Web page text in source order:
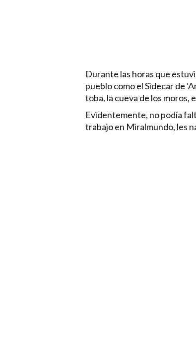
Durante las horas que
pueblo como el Sidecar de
toba, la cueva de los moros,
Evidentemente, no podía
trabajo en Miralmundo, les